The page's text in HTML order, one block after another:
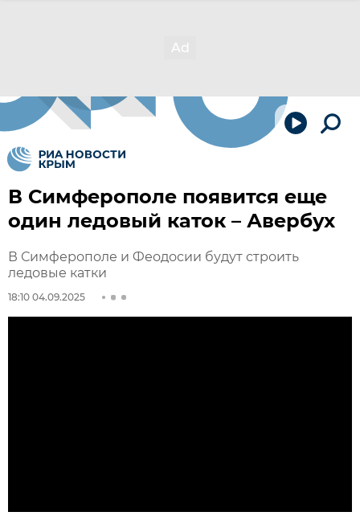
В Симферополе появится еще
один ледовый каток – Авербух
В Симферополе и Феодосии будут строить
ледовые катки
18:10 04.09.2025